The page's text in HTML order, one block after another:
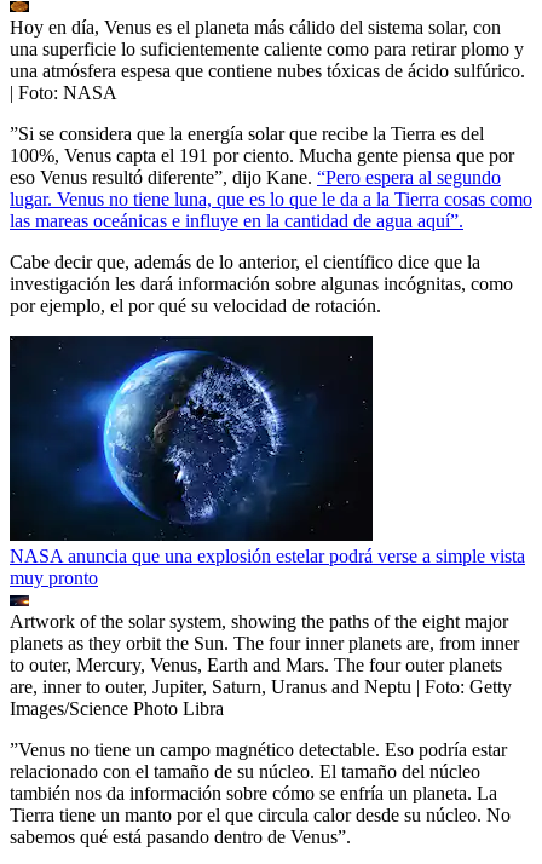
Hoy en día, Venus es el planeta más cálido del sistema solar, con
una superficie lo suficientemente caliente como para retirar plomo y
una atmósfera espesa que contiene nubes tóxicas de ácido sulfúrico.
| Foto: NASA
”Si se considera que la energía solar que recibe la Tierra es del
100%, Venus capta el 191 por ciento. Mucha gente piensa que por
eso Venus resultó diferente”, dijo Kane. “Pero espera al segundo
lugar. Venus no tiene luna, que es lo que le da a la Tierra cosas como
las mareas oceánicas e influye en la cantidad de agua aquí”.
Cabe decir que, además de lo anterior, el científico dice que la
investigación les dará información sobre algunas incógnitas, como
por ejemplo, el por qué su velocidad de rotación.
NASA anuncia que una explosión estelar podrá verse a simple vista
muy pronto
Artwork of the solar system, showing the paths of the eight major
planets as they orbit the Sun. The four inner planets are, from inner
to outer, Mercury, Venus, Earth and Mars. The four outer planets
are, inner to outer, Jupiter, Saturn, Uranus and Neptu | Foto: Getty
Images/Science Photo Libra
”Venus no tiene un campo magnético detectable. Eso podría estar
relacionado con el tamaño de su núcleo. El tamaño del núcleo
también nos da información sobre cómo se enfría un planeta. La
Tierra tiene un manto por el que circula calor desde su núcleo. No
sabemos qué está pasando dentro de Venus”.